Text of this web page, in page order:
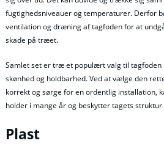
fugtighedsniveauer og temperaturer. Derfor
ventilation og dræning af tagfoden for at
skade på træet.
Samlet set er træ et populært valg til tagfoden
skønhed og holdbarhed. Ved at vælge den
korrekt og sørge for en ordentlig installation,
holder i mange år og beskytter tagets
Plast